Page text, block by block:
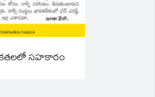
సహకారం